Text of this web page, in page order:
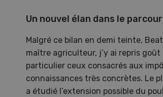
Un nouvel élan dans le
Malgré ce bilan en demi teinte,
maître agriculteur, j’y ai repris
particulier ceux consacrés aux
connaissances très concrètes. Le
a étudié l’extension possible du